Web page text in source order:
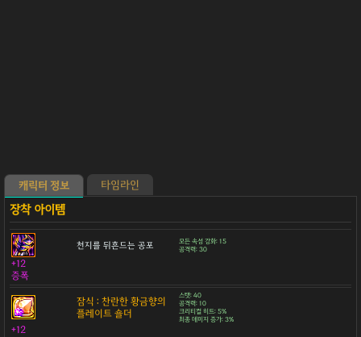
캐릭터 정보 타임라인
천지를 뒤흔드는 공포
모든 속성 강화: 15
공격력: 30
+12
증폭
잠식 : 찬란한 황금향의
플레이트 숄더
스탯: 40
공격력: 10
크리티컬 히트: 5%
최종 데미지 증가: 3%
+12